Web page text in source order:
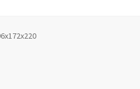
Производители